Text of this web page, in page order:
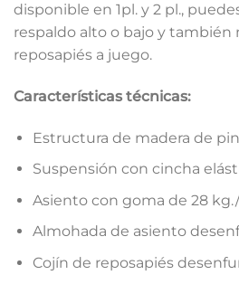
disponible en 1pl. y 2 pl.,
respaldo alto o bajo y también
reposapiés a juego.
Características técnicas:
Estructura de madera de
Suspensión con cincha
Asiento con goma de 28
Almohada de asiento
Cojín de reposapiés